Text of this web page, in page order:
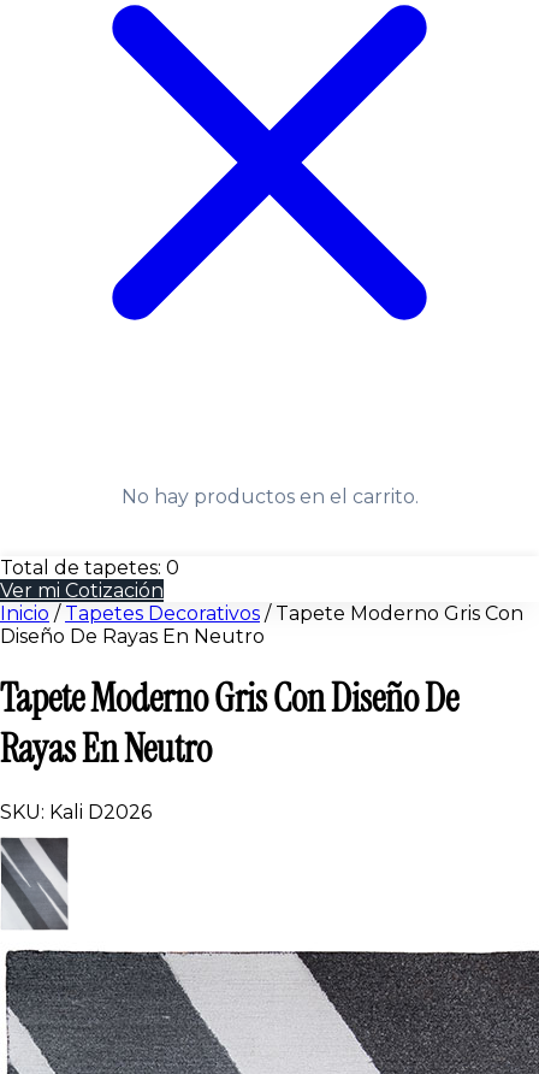
No hay productos en el carrito.
Total de tapetes: 0
Ver mi Cotización
Inicio / Tapetes Decorativos / Tapete Moderno Gris Con
Diseño De Rayas En Neutro
Tapete Moderno Gris Con Diseño De
Rayas En Neutro
SKU: Kali D2026